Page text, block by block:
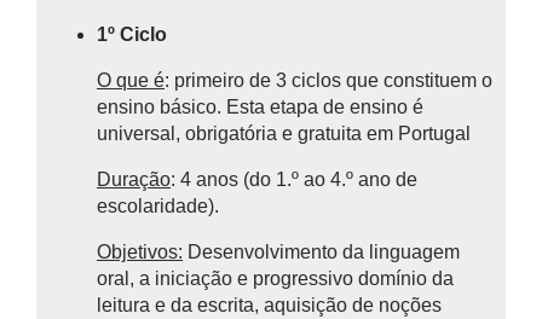
1º Ciclo
O que é: primeiro de 3 ciclos que constituem o
ensino básico. Esta etapa de ensino é
universal, obrigatória e gratuita em Portugal
Duração: 4 anos (do 1.º ao 4.º ano de
escolaridade).
Objetivos: Desenvolvimento da linguagem
oral, a iniciação e progressivo domínio da
leitura e da escrita, aquisição de noções